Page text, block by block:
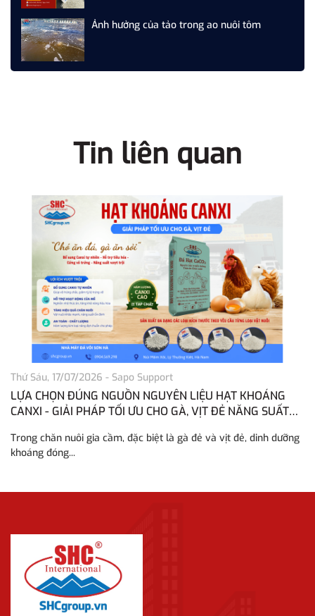
Ảnh hưởng của tảo trong ao nuôi tôm
Tin liên quan
Thứ Sáu, 17/07/2026 - Sapo Support
LỰA CHỌN ĐÚNG NGUỒN NGUYÊN LIỆU HẠT KHOÁNG
CANXI - GIẢI PHÁP TỐI ƯU CHO GÀ, VỊT ĐẺ NĂNG SUẤT
Trong chăn nuôi gia cầm, đặc biệt là gà đẻ và vịt đẻ, dinh dưỡng
khoáng đóng...